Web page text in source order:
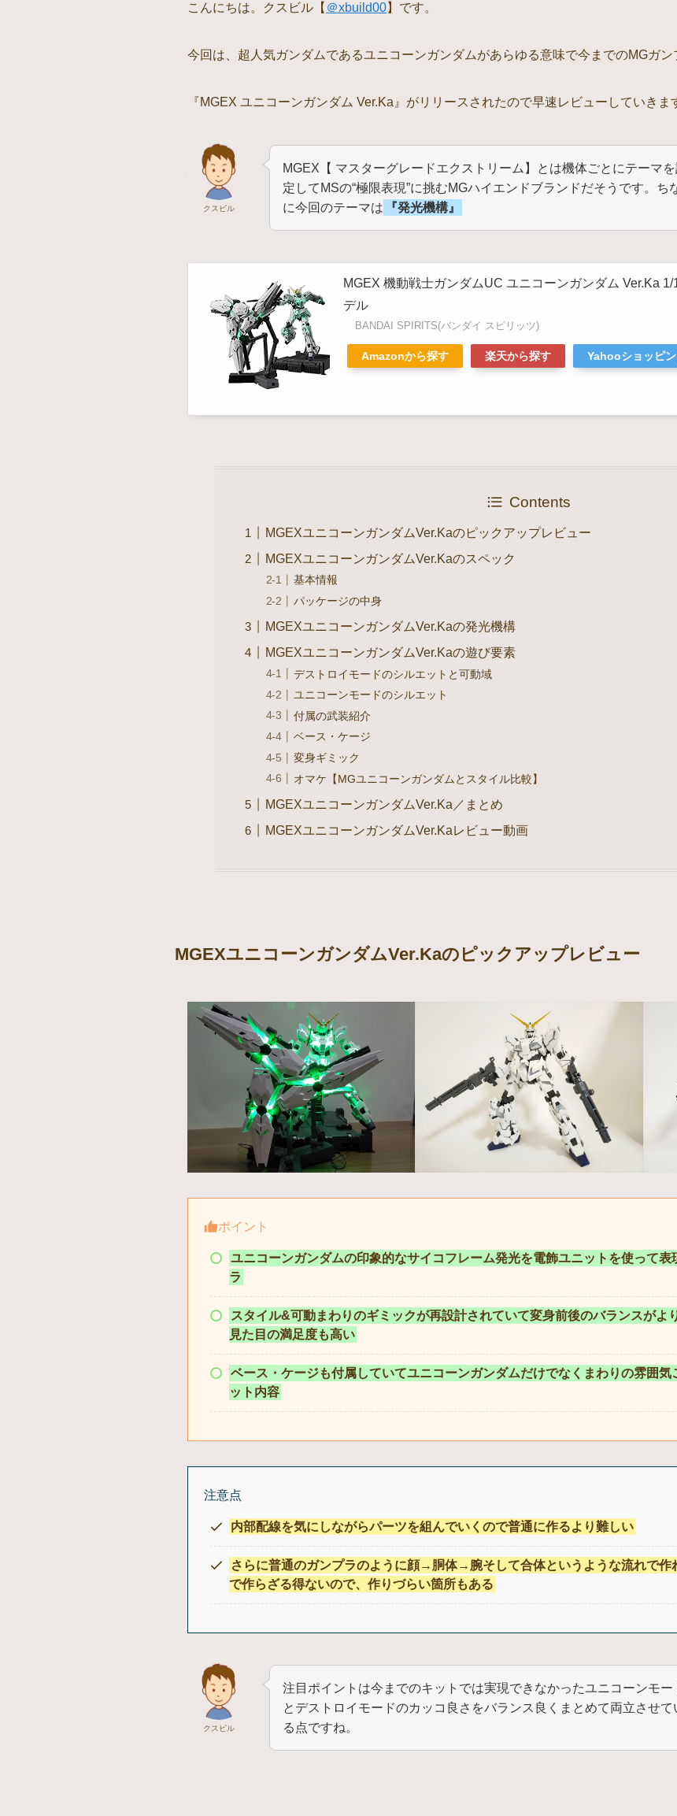
こんにちは。クスビル【 ＠xbuild00】です。
今回は、超人気ガンダムであるユニコーンガンダムがあらゆる意味で今までのMGガン
『MGEX ユニコーンガンダム Ver.Ka』がリリースされたので早速レビューしていきま
クスビル
MGEX【 マスターグレードエクストリーム】とは機体ごとにテーマを
定してMSの“極限表現”に挑むMGハイエンドブランドだそうです。ち
に今回のテーマは
『発光機構』
MGEX 機動戦士ガンダムUC ユニコーンガンダム Ver.Ka
デル
BANDAI SPIRITS(バンダイ スピリッツ)
Amazonから探す 楽天から探す Yahooショッピ
Contents
MGEXユニコーンガンダムVer.Kaのピックアップレビュー
MGEXユニコーンガンダムVer.Kaのスペック
基本情報
パッケージの中身
MGEXユニコーンガンダムVer.Kaの発光機構
MGEXユニコーンガンダムVer.Kaの遊び要素
デストロイモードのシルエットと可動域
ユニコーンモードのシルエット
付属の武装紹介
ベース・ケージ
変身ギミック
オマケ【MGユニコーンガンダムとスタイル比較】
MGEXユニコーンガンダムVer.Ka／まとめ
MGEXユニコーンガンダムVer.Kaレビュー動画
MGEXユニコーンガンダムVer.Kaのピックアップレビュー
ポイント
ユニコーンガンダムの印象的なサイコフレーム発光を電飾ユニットを使って
ラ
スタイル&可動まわりのギミックが再設計されていて変身前後のバランスがよ
見た目の満足度も高い
ベース・ケージも付属していてユニコーンガンダムだけでなくまわりの雰囲
ット内容
注意点
内部配線を気にしながらパーツを組んでいくので普通に作るより難しい
さらに普通のガンプラのように顔→胴体→腕そして合体というような流れで作
で作らざる得ないので、作りづらい箇所もある
クスビル
注目ポイントは今までのキットでは実現できなかったユニコーンモー
とデストロイモードのカッコ良さをバランス良くまとめて両立させて
る点ですね。